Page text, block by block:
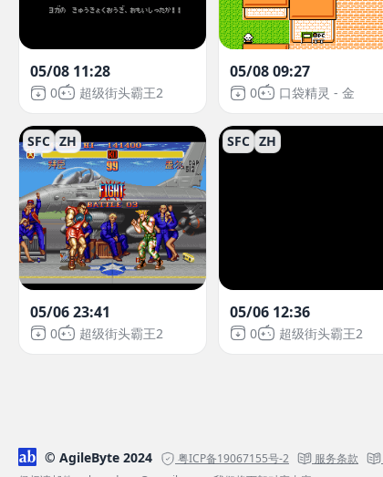
05/08 11:28
0 超级街头霸王2
05/08 09:27
0 口袋精灵 - 金
SFC ZH
05/06 23:41
0 超级街头霸王2
SFC ZH
05/06 12:36
0 超级街头霸王2
© AgileByte 2024 粤ICP备19067155号-2 服务条款